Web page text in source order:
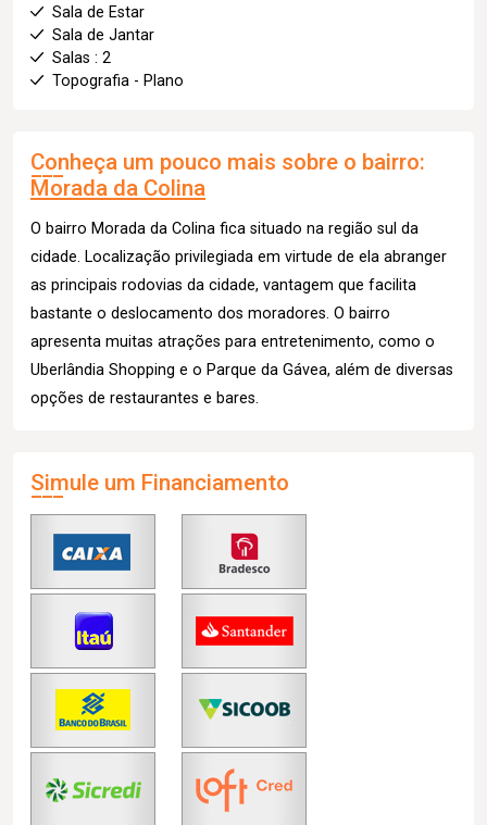
Sala de Estar
Sala de Jantar
Salas : 2
Topografia - Plano
Conheça um pouco mais sobre o bairro:
Morada da Colina
O bairro Morada da Colina fica situado na região sul da
cidade. Localização privilegiada em virtude de ela abranger
as principais rodovias da cidade, vantagem que facilita
bastante o deslocamento dos moradores. O bairro
apresenta muitas atrações para entretenimento, como o
Uberlândia Shopping e o Parque da Gávea, além de diversas
opções de restaurantes e bares.
Simule um Financiamento